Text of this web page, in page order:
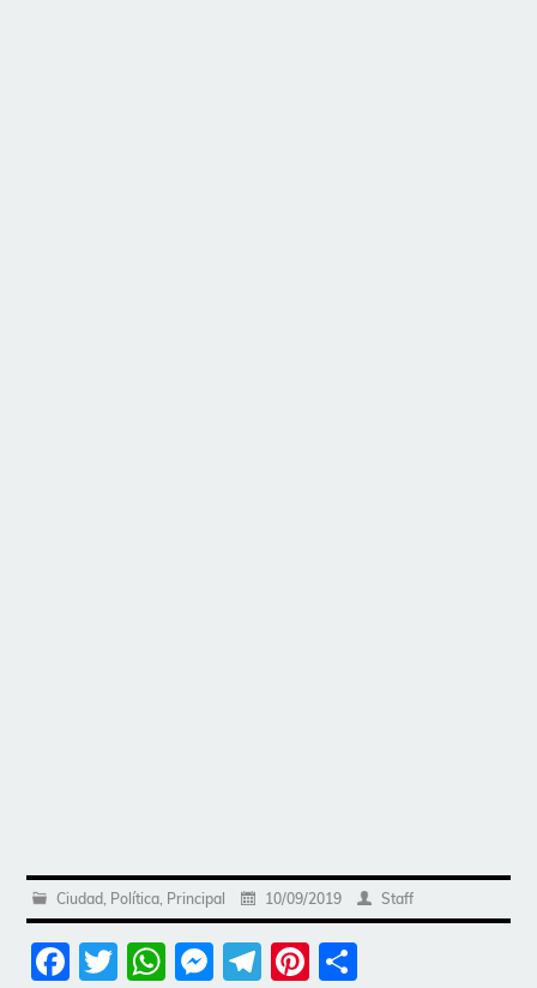
Ciudad, Política, Principal 10/09/2019 Staff
Facebook
Twitter
WhatsApp
Messenger
Telegram
Pinterest